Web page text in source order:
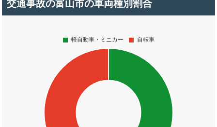
交通事故の富山市の車両種別割合